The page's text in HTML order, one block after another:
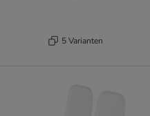
5 Varianten